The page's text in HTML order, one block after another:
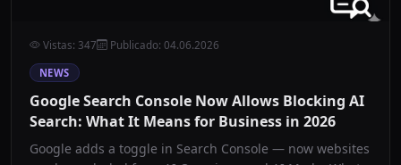
Vistas: 347 Publicado: 04.06.2026
NEWS
Google Search Console Now Allows Blocking AI
Search: What It Means for Business in 2026
Google adds a toggle in Search Console — now websites